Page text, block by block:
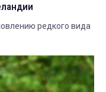
редкого вида